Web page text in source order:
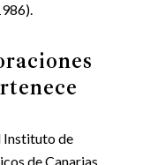
de
de Canarias